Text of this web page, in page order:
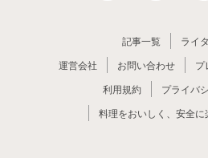
記事一覧
ライ
運営会社
お問い合わせ
プ
利用規約
プライバ
料理をおいしく、安全に